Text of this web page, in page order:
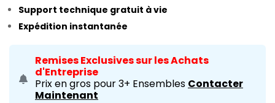
Support technique gratuit à vie
Expédition instantanée
Remises Exclusives sur les Achats
d'Entreprise
Prix en gros pour 3+ Ensembles Contacter
Maintenant